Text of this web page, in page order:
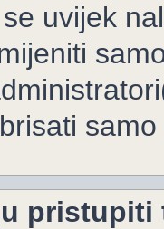
uvijek